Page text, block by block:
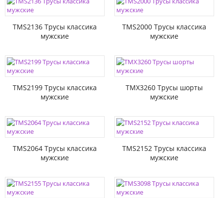
TMS2136 Трусы классика
мужские
TMS2000 Трусы классика
мужские
TMS2199 Трусы классика
мужские
TMX3260 Трусы шорты
мужские
TMS2064 Трусы классика
мужские
TMS2152 Трусы классика
мужские